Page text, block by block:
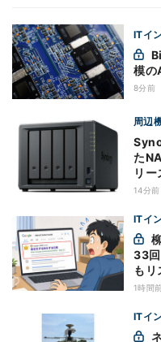
ITイ
模の
8分前
周辺
た
リー
14分前
ITイ
33回
もリ
万全
1時間前
ITイ